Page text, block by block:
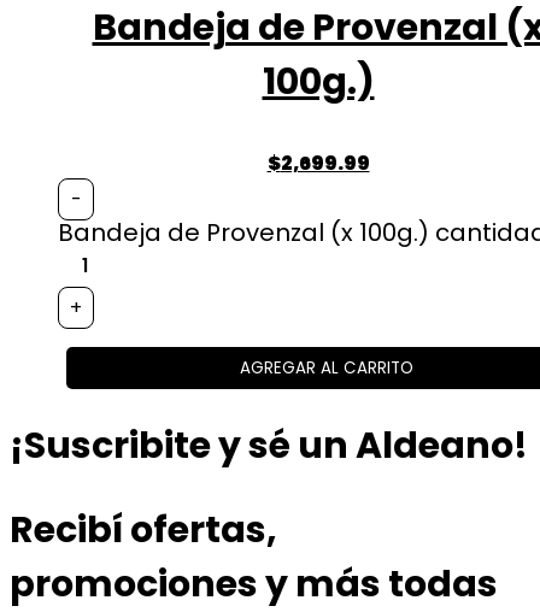
Bandeja de Provenzal
100g.)
$2,699.99
-
Bandeja de Provenzal (x 100g.)
+
AGREGAR AL CARRITO
¡Suscribite y sé un Aldeano!
Recibí ofertas,
promociones y más todas